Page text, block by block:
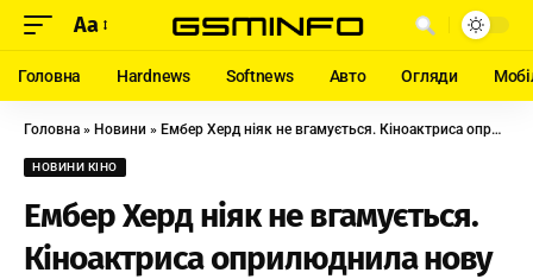
Aa
Головна Hardnews Softnews Авто Огляди
Головна » Новини » Ембер Херд ніяк не вгамується. Кіноактриса оприлюднила нову заяву щодо Джонні Депа
НОВИНИ КІНО
Ембер Херд ніяк не вгамується.
Кіноактриса оприлюднила нову